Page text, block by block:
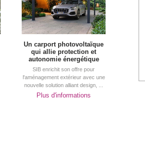
Un carport photovoltaïque
qui allie protection et
autonomie énergétique
SIB enrichit son offre pour
l'aménagement extérieur avec une
nouvelle solution alliant design, ...
Plus d'informations